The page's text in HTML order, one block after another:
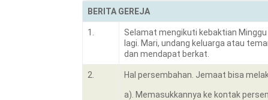
BERITA GEREJA
1.
Selamat mengikuti kebaktian
lagi. Mari, undang keluarga atau
dan mendapat berkat.
2. Hal persembahan. Jemaat bisa
a). Memasukkannya ke kontak